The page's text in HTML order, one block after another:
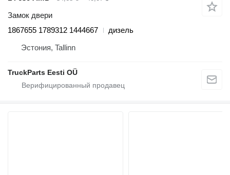
Замок двери
1867655 1789312 1444667
дизель
Эстония, Tallinn
TruckParts Eesti OÜ